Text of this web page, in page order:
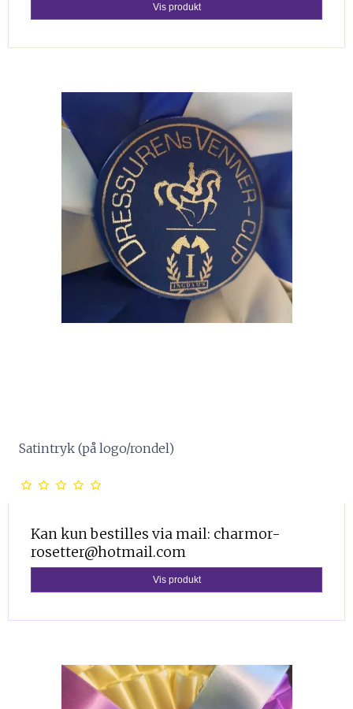
Vis produkt
Satintryk (på logo/rondel)
Kan kun bestilles via mail: charmor-
rosetter@hotmail.com
Vis produkt